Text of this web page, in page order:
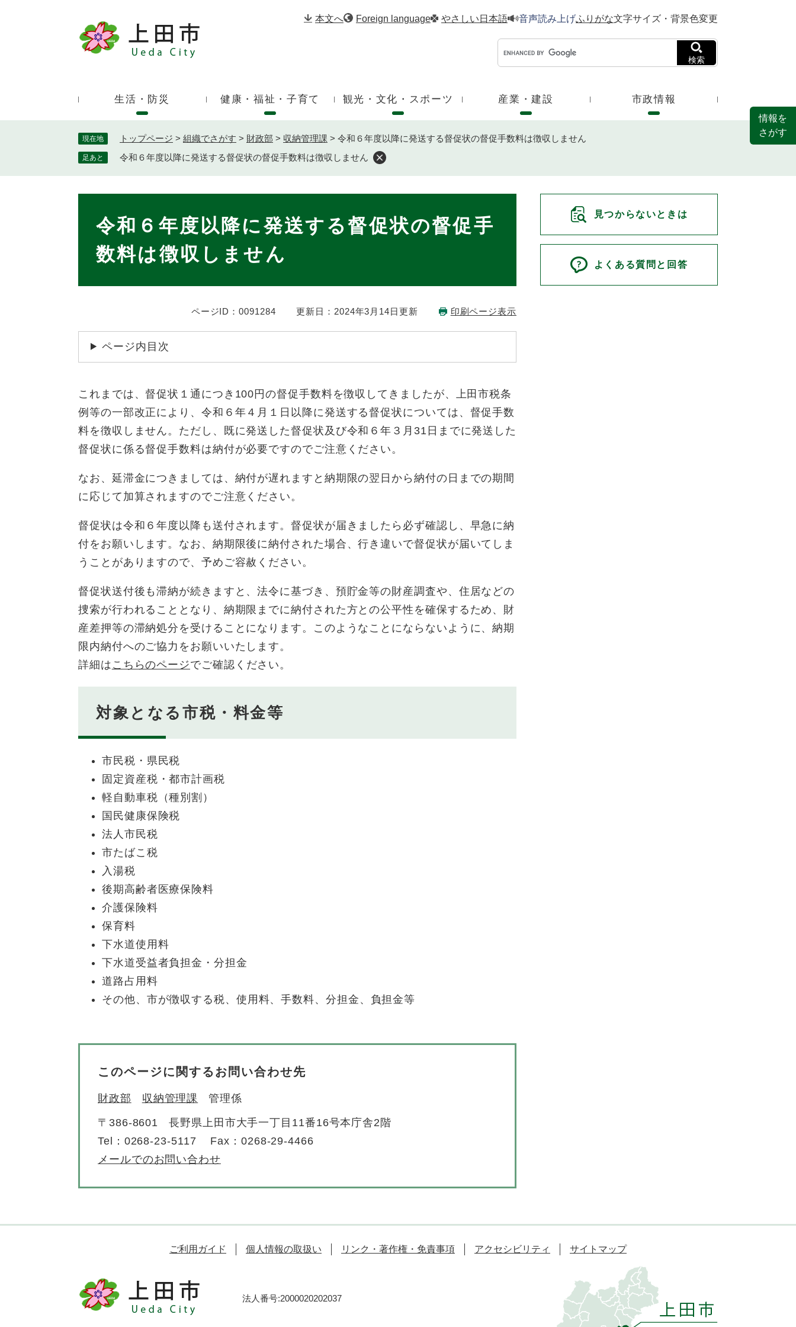
。
本文へ Foreign language やさしい日本語 音声読み上げふりがな文字サイズ・背景色変更
ド
検索
生活・防災 健康・福祉・子育て 観光・文化・スポーツ 産業・建設 市政情報
現在地 トップページ > 組織でさがす > 財政部 > 収納管理課 > 令和６年度以降に発送する督促状の督促手数料は徴収しません
足あと 令和６年度以降に発送する督促状の督促手数料は徴収しません
令和６年度以降に発送する督促状の督促手
数料は徴収しません
ページID：0091284 更新日：2024年3月14日更新 印刷ページ表示
ページ内目次
これまでは、督促状１通につき100円の督促手数料を徴収してきましたが、上田市税条
例等の一部改正により、令和６年４月１日以降に発送する督促状については、督促手数
料を徴収しません。ただし、既に発送した督促状及び令和６年３月31日までに発送した
督促状に係る督促手数料は納付が必要ですのでご注意ください。
なお、延滞金につきましては、納付が遅れますと納期限の翌日から納付の日までの期間
に応じて加算されますのでご注意ください。
督促状は令和６年度以降も送付されます。督促状が届きましたら必ず確認し、早急に納
付をお願いします。なお、納期限後に納付された場合、行き違いで督促状が届いてしま
うことがありますので、予めご容赦ください。
督促状送付後も滞納が続きますと、法令に基づき、預貯金等の財産調査や、住居などの
捜索が行われることとなり、納期限までに納付された方との公平性を確保するため、財
産差押等の滞納処分を受けることになります。このようなことにならないように、納期
限内納付へのご協力をお願いいたします。
詳細は こちらのページでご確認ください。
対象となる市税・料金等
市民税・県民税
固定資産税・都市計画税
軽自動車税（種別割）
国民健康保険税
法人市民税
市たばこ税
入湯税
後期高齢者医療保険料
介護保険料
保育料
下水道使用料
下水道受益者負担金・分担金
道路占用料
その他、市が徴収する税、使用料、手数料、分担金、負担金等
このページに関するお問い合わせ先
財政部 収納管理課 管理係
〒386-8601
長野県上田市大手一丁目11番16号本庁舎2階
Tel：0268-23-5117
Fax：0268-29-4466
メールでのお問い合わせ
見つからないときは
よくある質問と回答
情報を
さがす
ご利用ガイド 個人情報の取扱い リンク・著作権・免責事項 アクセシビリティ サイトマップ
法人番号:2000020202037